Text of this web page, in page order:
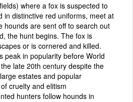
where a fox is suspected to
in distinctive red uniforms, meet at
hounds are sent off to search out
the hunt begins. The fox is
or is cornered and killed.
peak in popularity before World
late 20th century despite the
estates and popular
cruelty and elitism
hunters follow hounds in